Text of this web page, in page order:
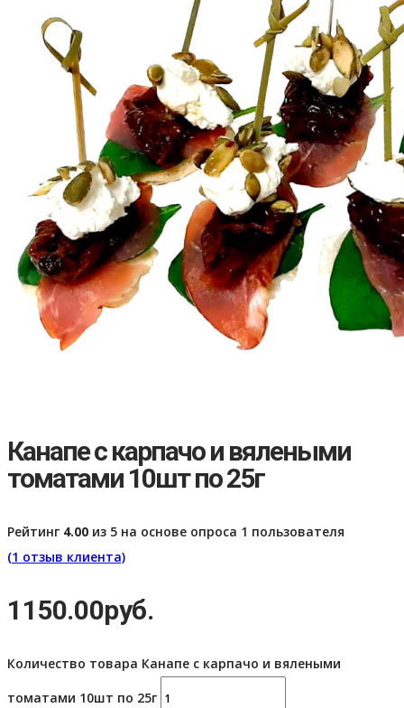
Канапе с карпачо и вялеными
томатами 10шт по 25г
Рейтинг 4.00 из 5 на основе опроса 1 пользователя
(1 отзыв клиента)
1150.00руб.
Количество товара Канапе с карпачо и вялеными
томатами 10шт по 25г